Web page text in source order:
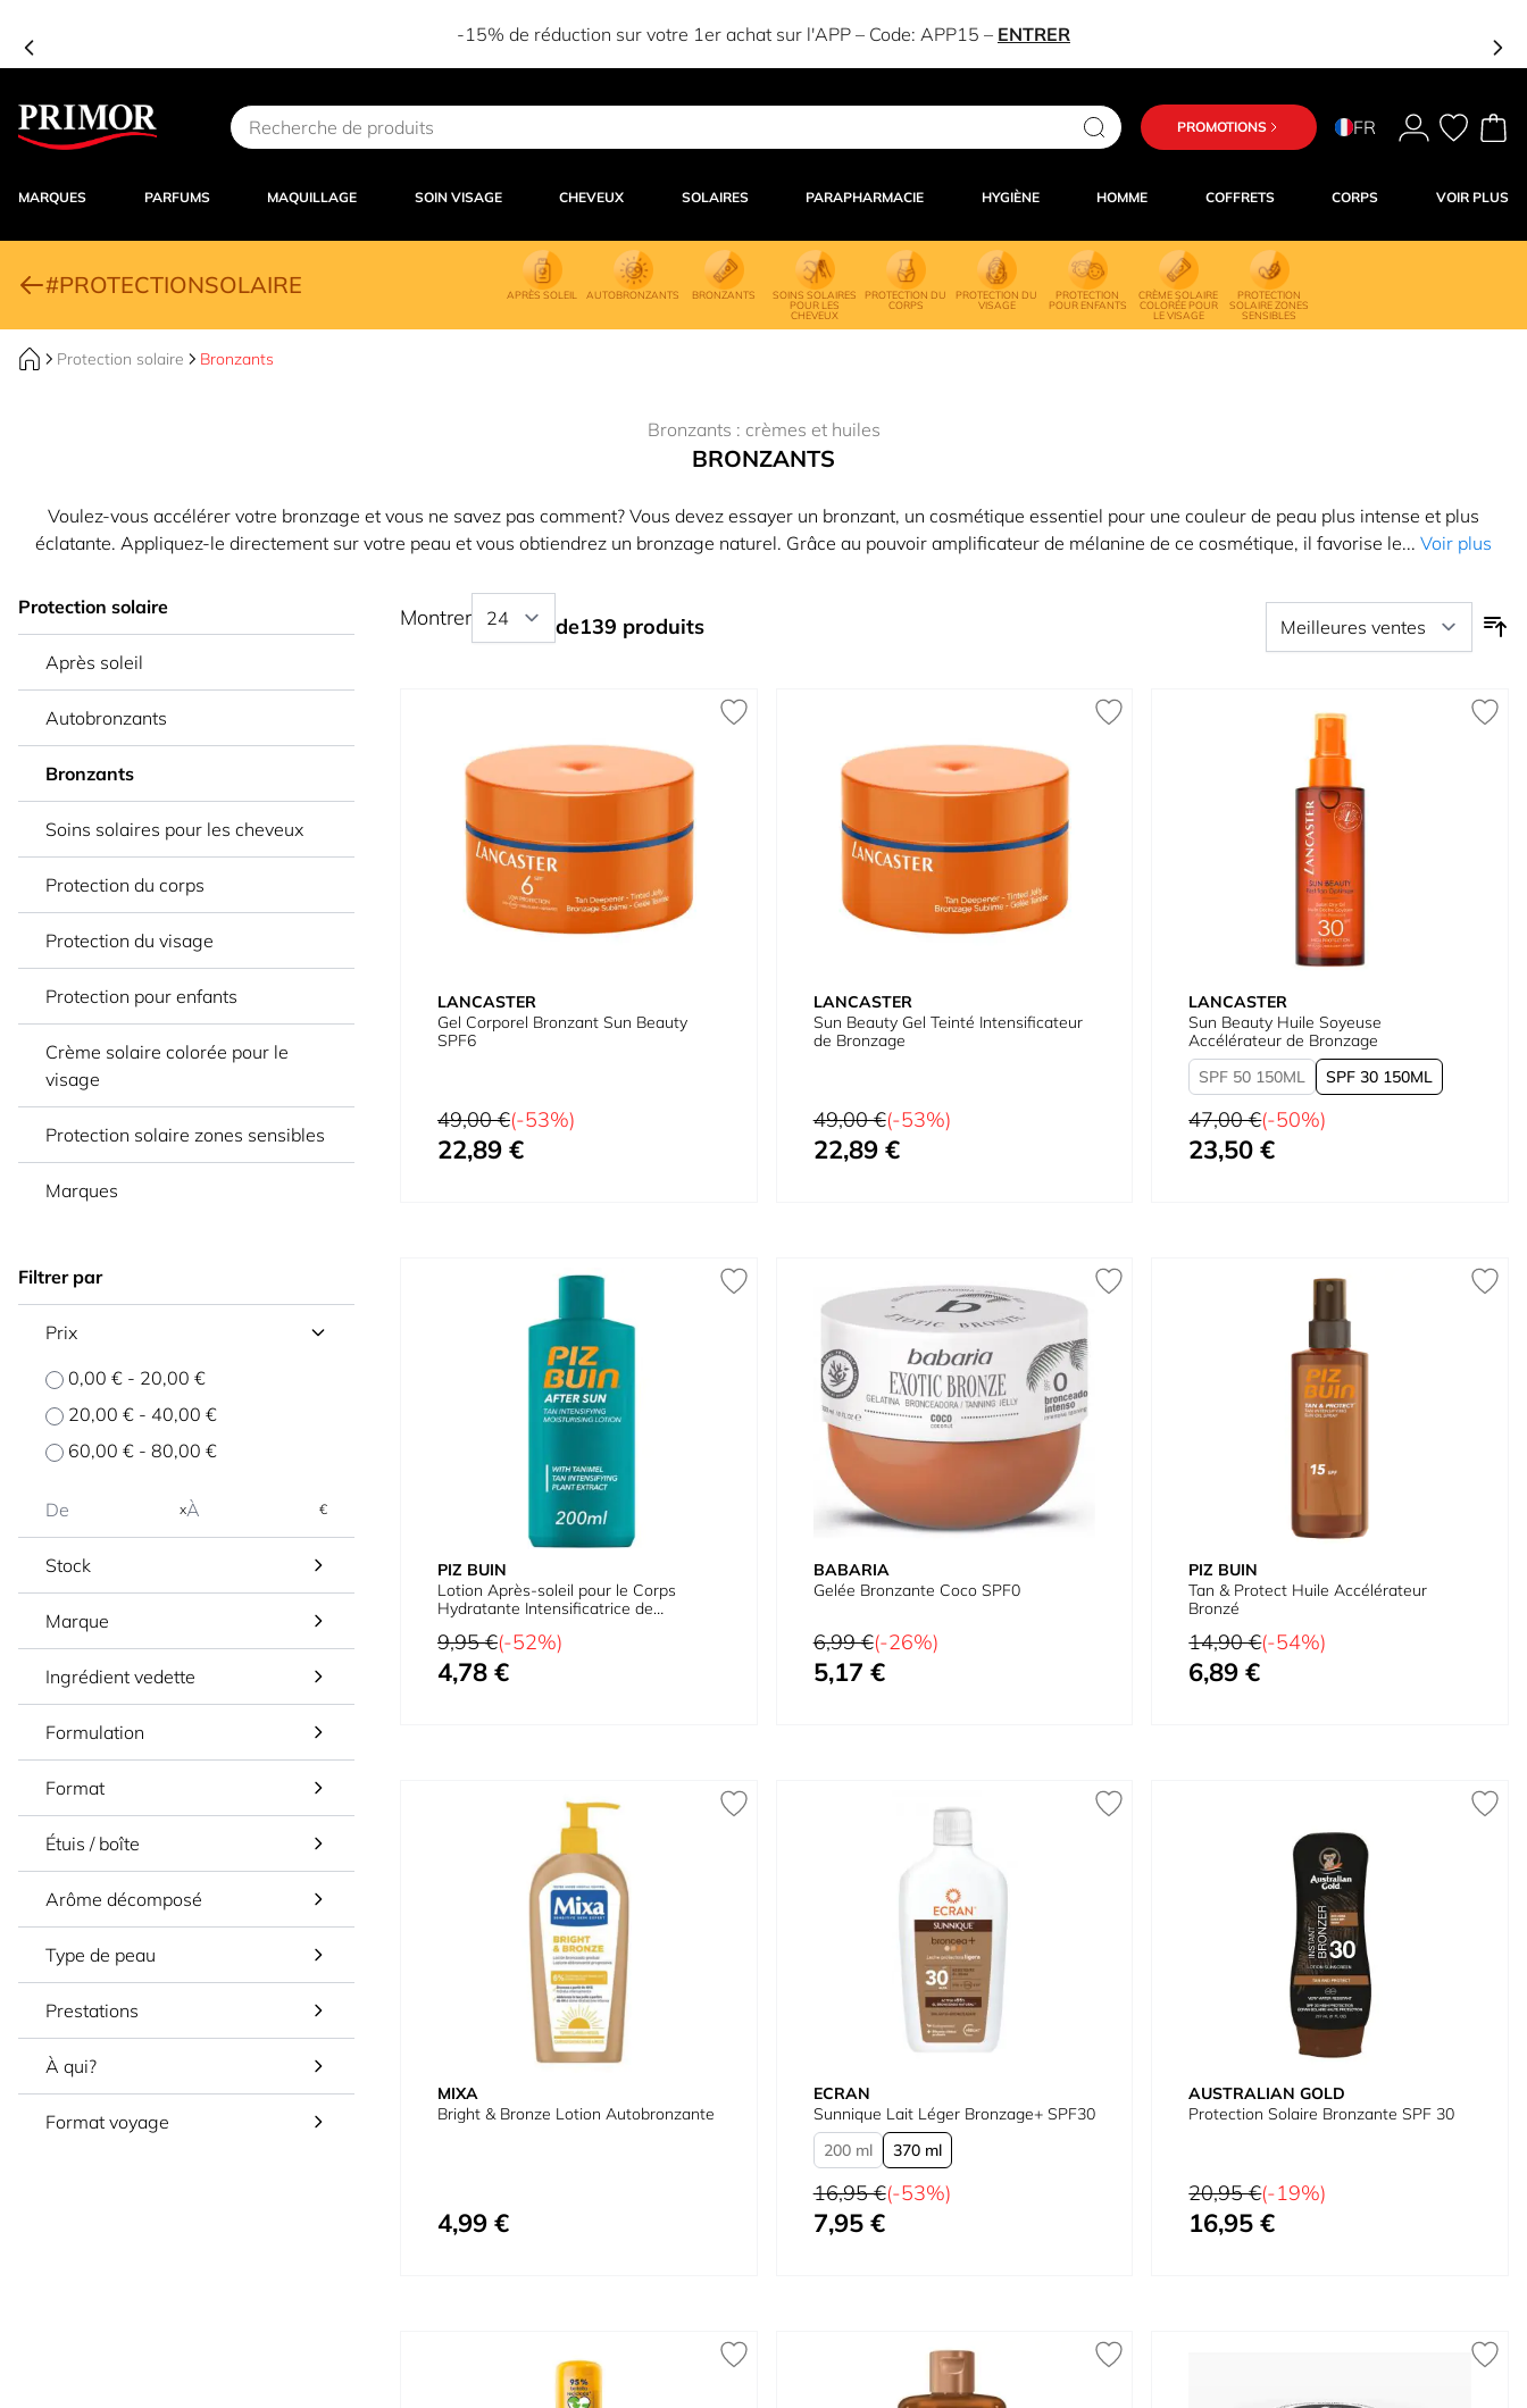
-15% de réduction sur votre 1er achat sur l'APP – Code: APP15 – ENTRER
Aller au contenu
PROMOTIONS FR
MARQUES PARFUMS MAQUILLAGE SOIN VISAGE CHEVEUX SOLAIRES PARAPHARMACIE HYGIÈNE HOMME COFFRETS CORPS VOIR PLUS
#PROTECTIONSOLAIRE APRÈS SOLEIL AUTOBRONZANTS BRONZANTS
SOINS SOLAIRES
POUR LES
CHEVEUX
PROTECTION DU
CORPS
PROTECTION DU
VISAGE
PROTECTION
POUR ENFANTS
CRÈME SOLAIRE
COLORÉE POUR
LE VISAGE
PROTECTION
SOLAIRE ZONES
SENSIBLES
Protection solaire Bronzants
Bronzants : crèmes et huiles
BRONZANTS
Voulez-vous accélérer votre bronzage et vous ne savez pas comment? Vous devez essayer un bronzant, un cosmétique essentiel pour une couleur de peau plus intense et plus
éclatante. Appliquez-le directement sur votre peau et vous obtiendrez un bronzage naturel. Grâce au pouvoir amplificateur de mélanine de ce cosmétique, il favorise le... Voir plus
Protection solaire
Après soleil
Autobronzants
Bronzants
Soins solaires pour les cheveux
Protection du corps
Protection du visage
Protection pour enfants
Crème solaire colorée pour le
visage
Protection solaire zones sensibles
Marques
Filtrer par
Prix
0,00 € - 20,00 €
20,00 € - 40,00 €
60,00 € - 80,00 €
x €
Stock
Marque
Ingrédient vedette
Formulation
Format
Étuis / boîte
Arôme décomposé
Type de peau
Prestations
À qui?
Format voyage
Montrer de139 produits
LANCASTER
Gel Corporel Bronzant Sun Beauty
SPF6
Prix normal
49,00 €(-53%)
Prix spécial
22,89 €
LANCASTER
Sun Beauty Gel Teinté Intensificateur
de Bronzage
Prix normal
49,00 €(-53%)
Prix spécial
22,89 €
LANCASTER
Sun Beauty Huile Soyeuse
Accélérateur de Bronzage
SPF 50 150ML
SPF 30 150ML
Prix normal
47,00 €(-50%)
À partir de
23,50 €
PIZ BUIN
Lotion Après-soleil pour le Corps
Hydratante Intensificatrice de
Prix normal
9,95 €(-52%)
Prix spécial
4,78 €
BABARIA
Gelée Bronzante Coco SPF0
Prix normal
6,99 €(-26%)
Prix spécial
5,17 €
PIZ BUIN
Tan & Protect Huile Accélérateur
Bronzé
Prix normal
14,90 €(-54%)
Prix spécial
6,89 €
MIXA
Bright & Bronze Lotion Autobronzante
4,99 €
ECRAN
Sunnique Lait Léger Bronzage+ SPF30
200 ml
370 ml
Prix normal
16,95 €(-53%)
À partir de
7,95 €
AUSTRALIAN GOLD
Protection Solaire Bronzante SPF 30
Prix normal
20,95 €(-19%)
Prix spécial
16,95 €